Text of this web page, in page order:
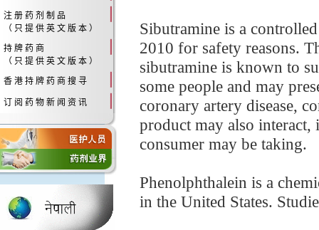
注 册 药 剂 制 品
（ 只 提 供 英 文 版 本 ）
持 牌 药 商
（ 只 提 供 英 文 版 本 ）
香 港 持 牌 药 商 搜 寻
订 阅 药 物 新 闻 资 讯
Sibutramine is a
2010 for safety reasons.
sibutramine is known to
some people and may
coronary artery disease,
product may also
consumer may be taking.
Phenolphthalein is a
in the United States.